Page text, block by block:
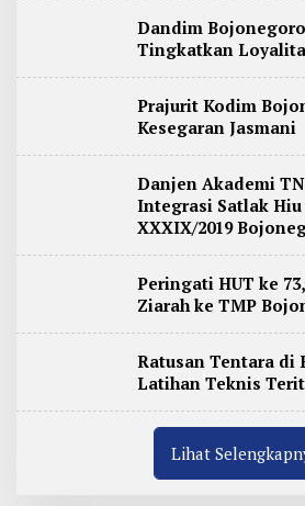
Dandim
Tingkatkan
Prajurit Kodim
Kesegaran Jasmani
Danjen Akademi
Integrasi Satlak
XXXIX/2019
Peringati HUT ke
Ziarah ke TMP
Ratusan Tentara di
Latihan Teknis
Lihat